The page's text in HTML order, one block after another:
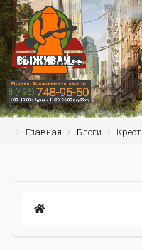
Главная Блоги Крест